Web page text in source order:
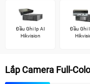
Đầu Ghi Ip AI
Hikvision
Đầu Ghi
Lắp Camera Full-